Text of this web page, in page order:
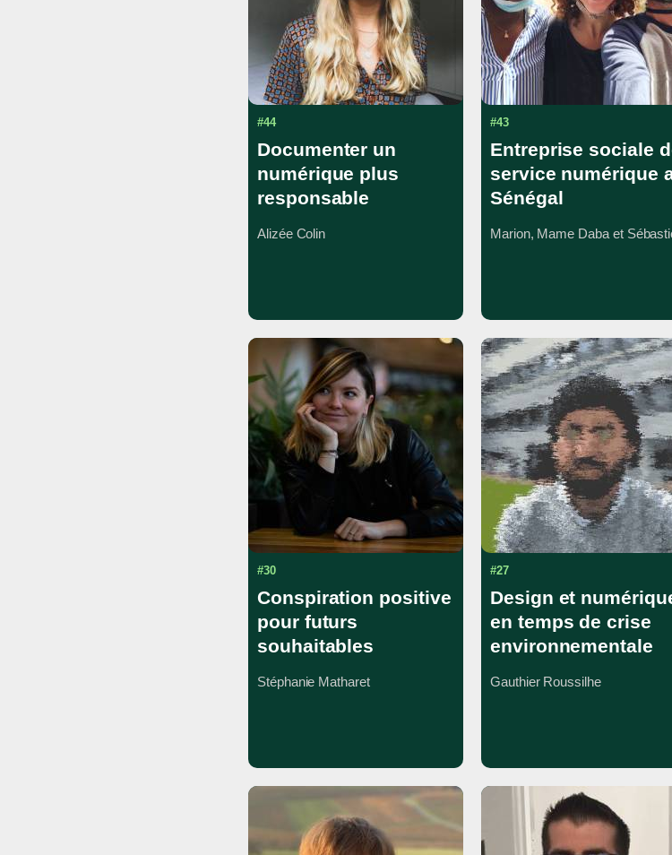
#44
Documenter un
numérique plus
responsable
Alizée Colin
#43
Entreprise sociale
service numérique
Sénégal
Marion, Mame Daba et
#30
Conspiration positive
pour futurs
souhaitables
Stéphanie Matharet
#27
Design et
en temps de crise
environnementale
Gauthier Roussilhe